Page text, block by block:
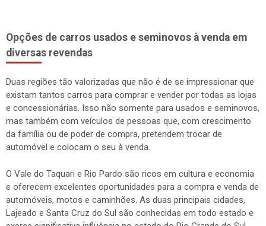
Opções de carros usados e seminovos à venda em
diversas revendas
Duas regiões tão valorizadas que não é de se impressionar que
existam tantos carros para comprar e vender por todas as lojas
e concessionárias. Isso não somente para usados e seminovos,
mas também com veículos de pessoas que, com crescimento
da família ou de poder de compra, pretendem trocar de
automóvel e colocam o seu à venda.
O Vale do Taquari e Rio Pardo são ricos em cultura e economia
e oferecem excelentes oportunidades para a compra e venda de
automóveis, motos e caminhões. As duas principais cidades,
Lajeado e Santa Cruz do Sul são conhecidas em todo estado e